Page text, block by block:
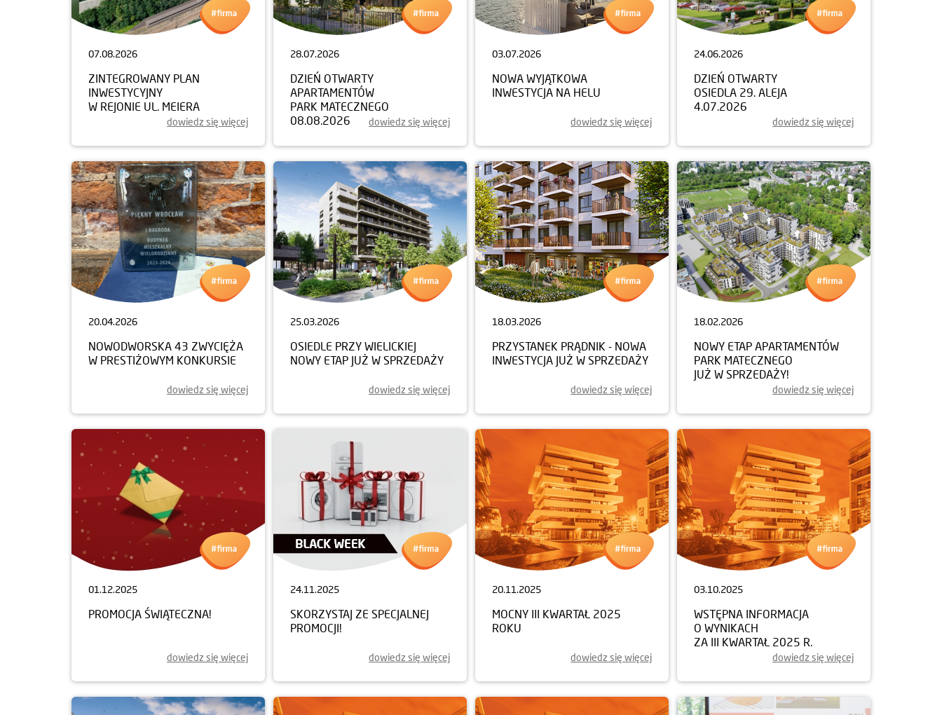
07.08.2026
ZINTEGROWANY PLAN
INWESTYCYJNY
W REJONIE UL. MEIERA
dowiedz się więcej
28.07.2026
DZIEŃ OTWARTY
APARTAMENTÓW
PARK MATECZNEGO
08.08.2026
dowiedz się więcej
03.07.2026
NOWA WYJĄTKOWA
INWESTYCJA NA HELU
dowiedz się więcej
24.06.2026
DZIEŃ OTWARTY
OSIEDLA 29. ALEJA
4.07.2026
dowiedz się więcej
20.04.2026
NOWODWORSKA 43 ZWYCIĘŻA
W PRESTIŻOWYM KONKURSIE
dowiedz się więcej
25.03.2026
OSIEDLE PRZY WIELICKIEJ
NOWY ETAP JUŻ W SPRZEDAŻY
dowiedz się więcej
18.03.2026
PRZYSTANEK PRĄDNIK - NOWA
INWESTYCJA JUŻ W SPRZEDAŻY
dowiedz się więcej
18.02.2026
NOWY ETAP APARTAMENTÓW
PARK MATECZNEGO
JUŻ W SPRZEDAŻY!
dowiedz się więcej
01.12.2025
PROMOCJA ŚWIĄTECZNA!
dowiedz się więcej
24.11.2025
SKORZYSTAJ ZE SPECJALNEJ
PROMOCJI!
dowiedz się więcej
20.11.2025
MOCNY III KWARTAŁ 2025
ROKU
dowiedz się więcej
03.10.2025
WSTĘPNA INFORMACJA
O WYNIKACH
ZA III KWARTAŁ 2025 R.
dowiedz się więcej